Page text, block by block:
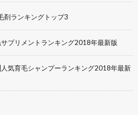
剤ランキングトップ3
プリメントランキング2018年最新版
気育毛シャンプーランキング2018年最新